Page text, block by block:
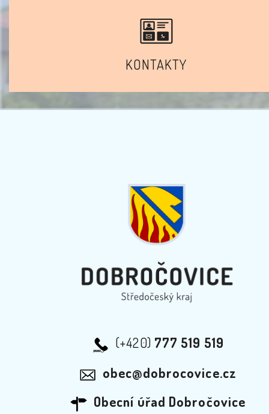
KONTAKTY
(+420) 777 519 519
obec@dobrocovice.cz
Obecní úřad Dobročovice